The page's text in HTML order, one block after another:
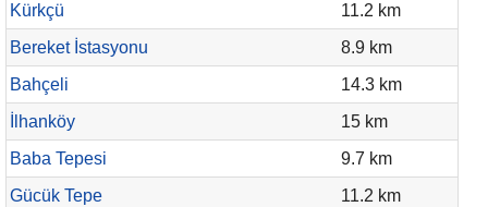
Kürkçü
11.2 km
Bereket İstasyonu
8.9 km
Bahçeli
14.3 km
İlhanköy
15 km
Baba Tepesi
9.7 km
Gücük Tepe
11.2 km